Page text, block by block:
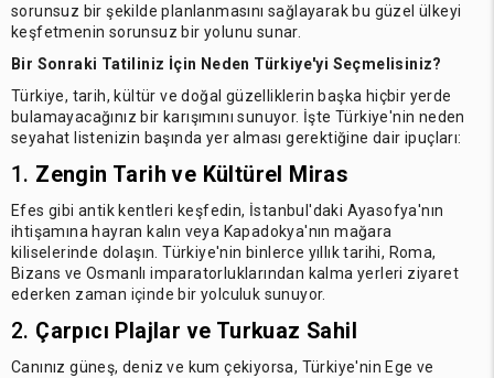
sorunsuz bir şekilde planlanmasını sağlayarak bu güzel ülkeyi
keşfetmenin sorunsuz bir yolunu sunar.
Bir Sonraki Tatiliniz İçin Neden Türkiye'yi Seçmelisiniz?
Türkiye, tarih, kültür ve doğal güzelliklerin başka hiçbir yerde
bulamayacağınız bir karışımını sunuyor. İşte Türkiye'nin neden
seyahat listenizin başında yer alması gerektiğine dair ipuçları:
1. Zengin Tarih ve Kültürel Miras
Efes gibi antik kentleri keşfedin, İstanbul'daki Ayasofya'nın
ihtişamına hayran kalın veya Kapadokya'nın mağara
kiliselerinde dolaşın. Türkiye'nin binlerce yıllık tarihi, Roma,
Bizans ve Osmanlı imparatorluklarından kalma yerleri ziyaret
ederken zaman içinde bir yolculuk sunuyor.
2. Çarpıcı Plajlar ve Turkuaz Sahil
Canınız güneş, deniz ve kum çekiyorsa, Türkiye'nin Ege ve